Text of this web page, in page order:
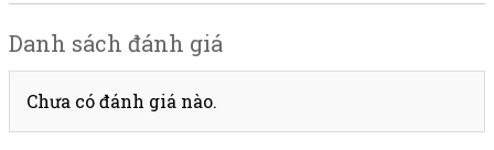
Danh sách đánh giá
Chưa có đánh giá nào.